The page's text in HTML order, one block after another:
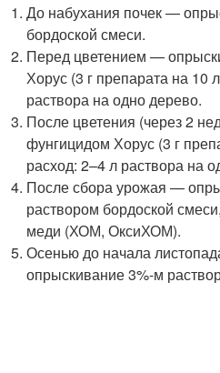
До набухания почек —
бордоской смеси.
Перед цветением —
Хорус (3 г препарата на 10
раствора на одно дерево.
После цветения (через 2
фунгицидом Хорус (3 г
расход: 2–4 л раствора на
После сбора урожая —
раствором бордоской
меди (ХОМ, ОксиХОМ).
Осенью до начала
опрыскивание 3%-м